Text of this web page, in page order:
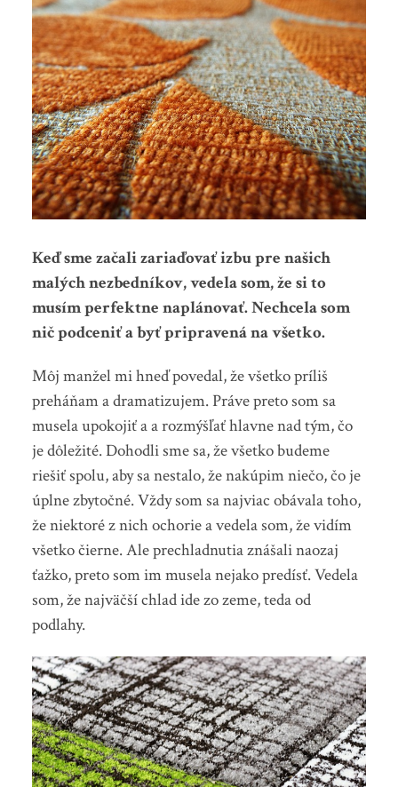
Keď sme začali zariaďovať izbu pre našich
malých nezbedníkov, vedela som, že si to
musím perfektne naplánovať. Nechcela som
nič podceniť a byť pripravená na všetko.
Môj manžel mi hneď povedal, že všetko príliš
preháňam a dramatizujem. Práve preto som sa
musela upokojiť a a rozmýšľať hlavne nad tým, čo
je dôležité. Dohodli sme sa, že všetko budeme
riešiť spolu, aby sa nestalo, že nakúpim niečo, čo je
úplne zbytočné. Vždy som sa najviac obávala toho,
že niektoré z nich ochorie a vedela som, že vidím
všetko čierne. Ale prechladnutia znášali naozaj
ťažko, preto som im musela nejako predísť. Vedela
som, že najväčší chlad ide zo zeme, teda od
podlahy.